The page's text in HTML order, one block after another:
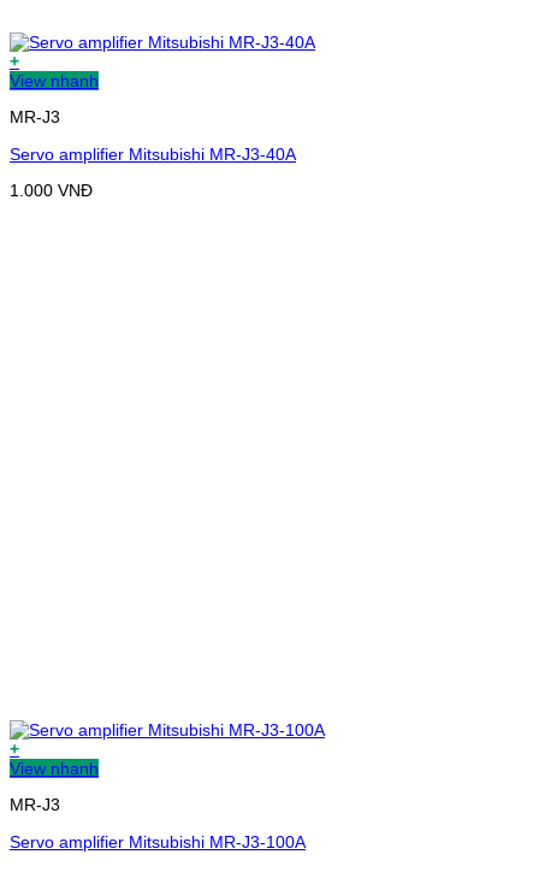
+
View nhanh
MR-J3
Servo amplifier Mitsubishi MR-J3-40A
1.000 VNĐ
+
View nhanh
MR-J3
Servo amplifier Mitsubishi MR-J3-100A